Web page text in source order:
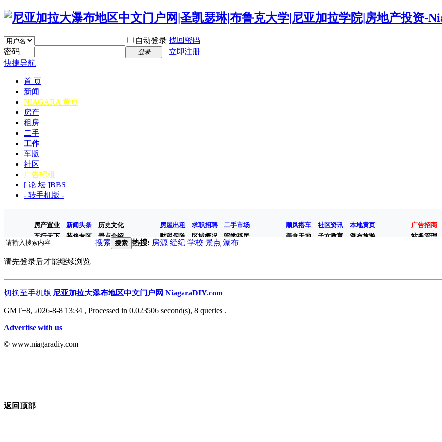
自动登录 找回密码
密码
登录
立即注册
快捷导航
首 页
新闻
NIAGARA 黄页
房产
租房
二手
工作
车版
社区
广告招租
[ 论 坛 ]BBS
- 转手机版 -
房产置业 新闻头条
历史文化
车行天下
装修专区 景点介绍
房屋出租 求职招聘
二手市场
财税保险
区域概况 留学移民
顺风搭车 社区资讯
本地黄页
美食天地
子女教育 瀑布旅游
广告招商
站务管理
搜索 搜索 热搜: 房源 经纪 学校 景点 瀑布
请先登录后才能继续浏览
切换至手机版|尼亚加拉大瀑布地区中文门户网 NiagaraDIY.com
GMT+8, 2026-8-8 13:34 , Processed in 0.023506 second(s), 8 queries .
Advertise with us
© www.niagaradiy.com
返回顶部